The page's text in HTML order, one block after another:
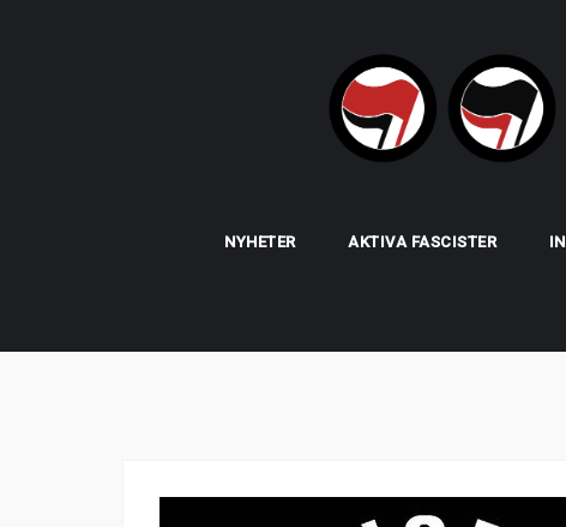
NYHETER AKTIVA FASCISTER